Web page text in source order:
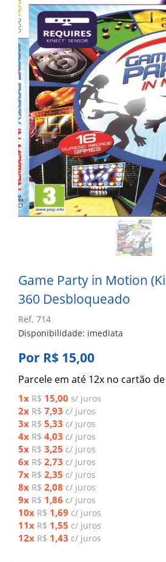
Game Party in Motion
360 Desbloqueado
Ref. 714
Disponibilidade: imediata
Por R$ 15,00
Parcele em até 12x no cartão
1x R$ 15,00 s/ juros
2x R$ 7,93 c/ juros
3x R$ 5,33 c/ juros
4x R$ 4,03 c/ juros
5x R$ 3,25 c/ juros
6x R$ 2,73 c/ juros
7x R$ 2,35 c/ juros
8x R$ 2,08 c/ juros
9x R$ 1,86 c/ juros
10x R$ 1,69 c/ juros
11x R$ 1,55 c/ juros
12x R$ 1,43 c/ juros